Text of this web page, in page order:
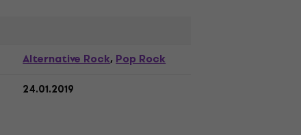
Alternative Rock,Pop Rock
24.01.2019